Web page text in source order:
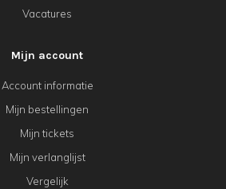
Vacatures
Mijn account
Account informatie
Mijn bestellingen
Mijn tickets
Mijn verlanglijst
Vergelijk